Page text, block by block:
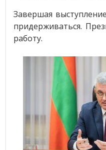
Завершая
придерживаться.
работу.